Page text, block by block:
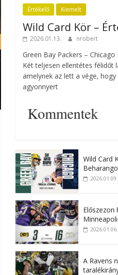
Értékelő Kiemelt
Wild Card Kör –
2026.01.13. nrobert
Green Bay Packers – Chicago
Két teljesen ellentétes félidőt
amelynek az lett a vége, hogy
agyonnyert
Kommentek
Wild Card
2026.01.09.
Előszezon
2026.01.06.
A Ravens